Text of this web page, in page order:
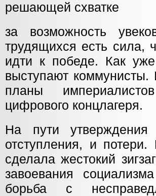
решающей схватке
за возможность
трудящихся есть сила,
идти к победе. Как
выступают
планы
цифрового концлагеря.
На пути
отступления, и
сделала жестокий
завоевания
борьба с